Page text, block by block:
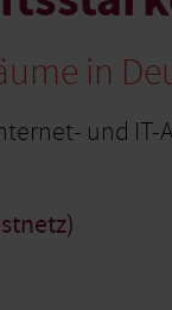
in
und